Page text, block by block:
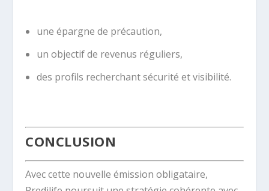
une épargne de précaution,
un objectif de revenus réguliers,
des profils recherchant sécurité et visibilité.
CONCLUSION
Avec cette nouvelle émission obligataire,